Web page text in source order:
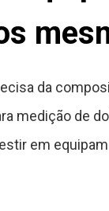
da
medição de
em